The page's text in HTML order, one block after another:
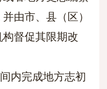
由市、县（区）
督促其限期改
内完成地方志初